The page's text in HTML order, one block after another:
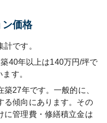
価格
です。
40年以上は140万円/坪で
す。
築27年です。一般的に、
る傾向にあります。その
に管理費・修繕積立金は